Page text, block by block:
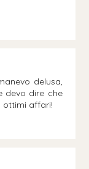
delusa,
devo dire che
ottimi affari!